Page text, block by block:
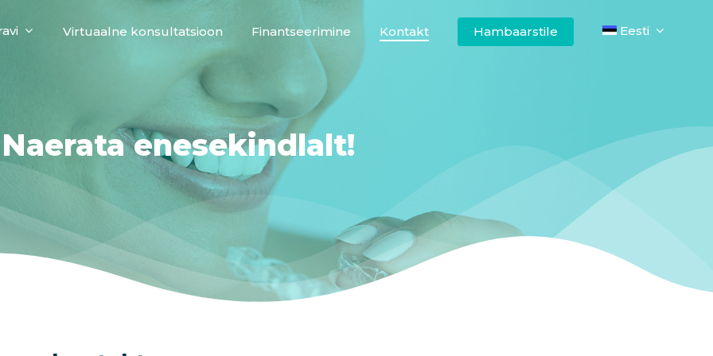
Virtuaalne konsultatsioon Finantseerimine Kontakt Hambaarstile Eesti
Naerata enesekindlalt!